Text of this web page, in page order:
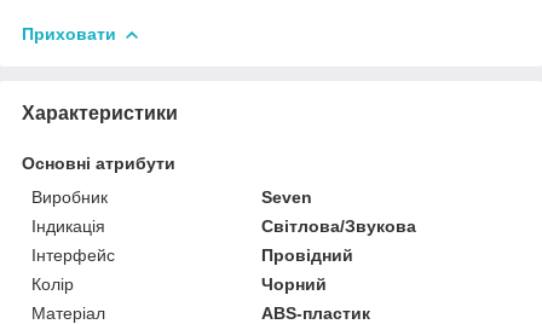
Приховати
Характеристики
Основні атрибути
Виробник
Seven
Індикація
Світлова/Звукова
Інтерфейс
Провідний
Колір
Чорний
Матеріал
ABS-пластик